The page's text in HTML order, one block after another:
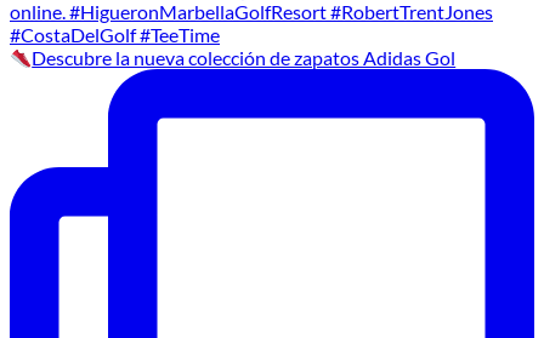
Descubre la nueva colección de zapatos Adidas Gol